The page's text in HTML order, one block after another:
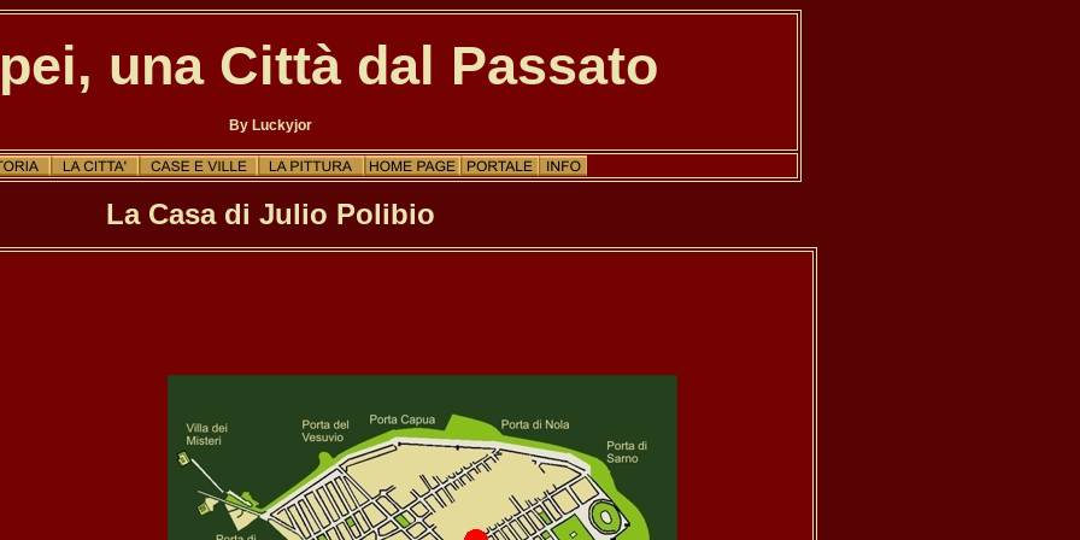
una Città dal Passato
By Luckyjor
La Casa di Julio Polibio